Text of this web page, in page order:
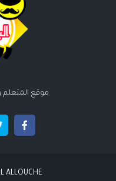
موقع المتعلم و
ALLOUCHE